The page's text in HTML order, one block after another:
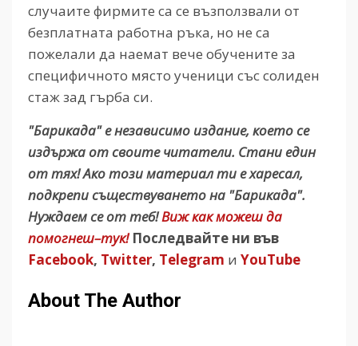
случаите фирмите са се възползвали от
безплатната работна ръка, но не са
пожелали да наемат вече обучените за
специфичното място ученици със солиден
стаж зад гърба си.
"Барикада" е независимо издание, което се
издържа от своите читатели. Стани един
от тях! Ако този материал ти е харесал,
подкрепи съществуването на "Барикада".
Нуждаем се от теб!Виж как можеш да
помогнеш–тук! Последвайте ни във
Facebook, Twitter, Telegram и YouTube
About The Author